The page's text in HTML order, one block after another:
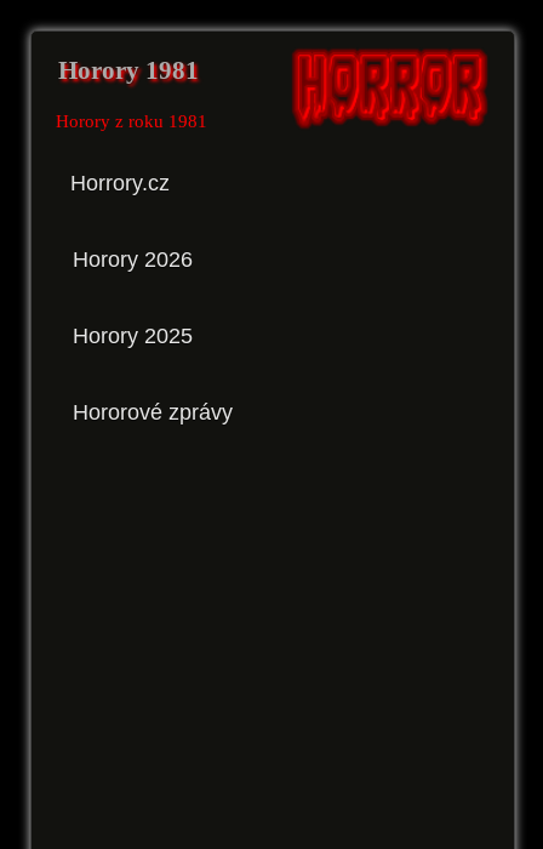
Horory 1981
Horory z roku 1981
Horrory.cz
Horory 2026
Horory 2025
Hororové zprávy